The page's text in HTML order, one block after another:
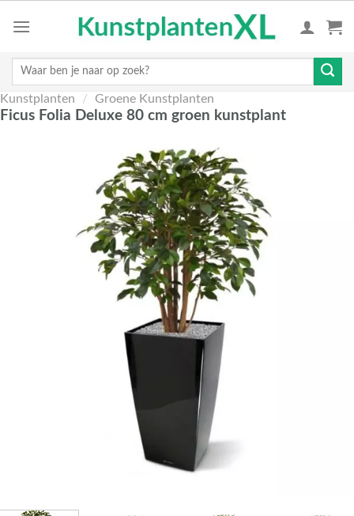
Zoeken
Kunstplanten / Groene Kunstplanten
Ficus Folia Deluxe 80 cm groen kunstplant